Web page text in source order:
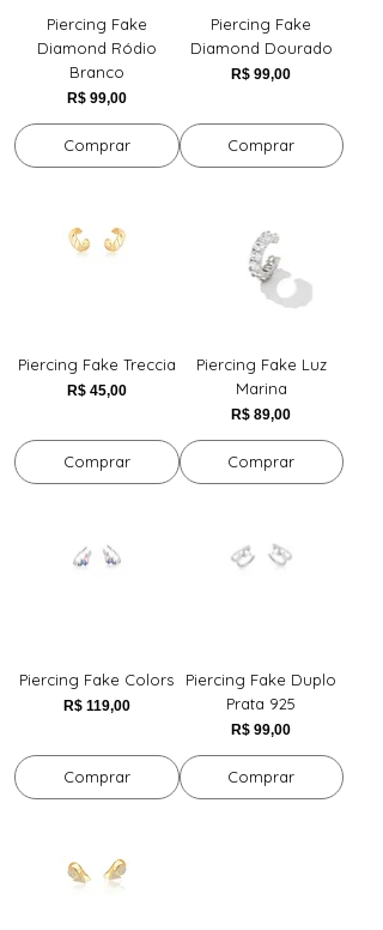
Piercing Fake
Diamond Ródio
Branco
Preço
R$ 99,00
Comprar
Piercing Fake
Diamond Dourado
Preço
R$ 99,00
Comprar
Piercing Fake Treccia
Preço
R$ 45,00
Comprar
Piercing Fake Luz
Marina
Preço
R$ 89,00
Comprar
Piercing Fake Colors
Preço
R$ 119,00
Comprar
Piercing Fake Duplo
Prata 925
Preço
R$ 99,00
Comprar